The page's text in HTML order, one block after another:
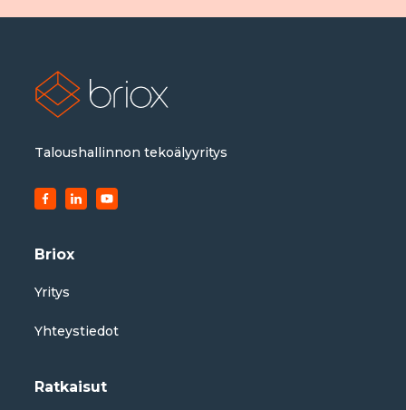
Taloushallinnon tekoälyyritys
Briox
Yritys
Yhteystiedot
Ratkaisut